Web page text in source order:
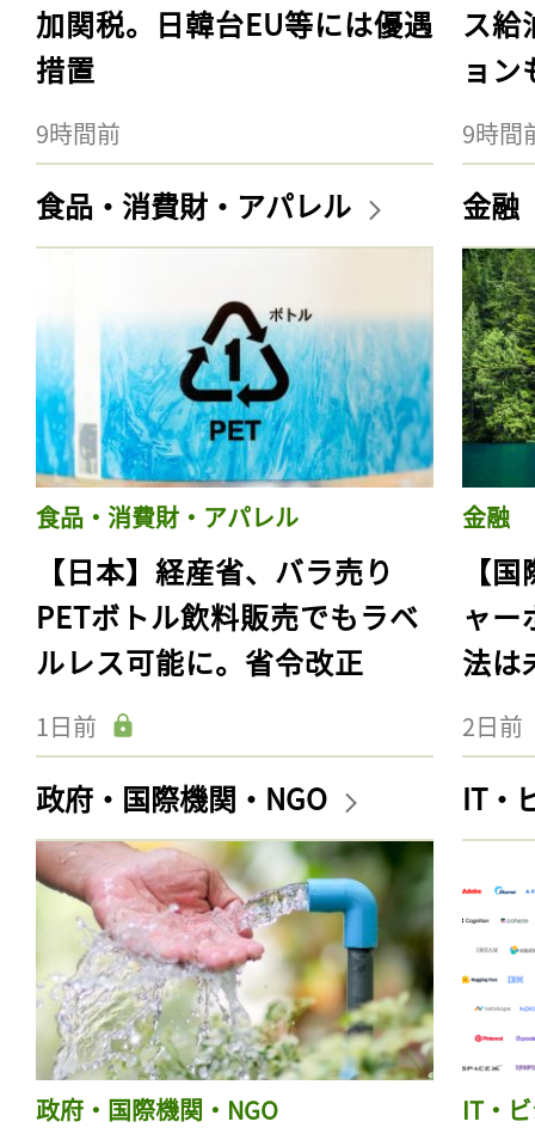
加関税。日韓台EU等には優遇
措置
9時間前
ス給
ョン
9時間
食品・消費財・アパレル
食品・消費財・アパレル
【日本】経産省、バラ売り
PETボトル飲料販売でもラベ
ルレス可能に。省令改正
1日前
金融
金融
【
ャー
法は
2日前
政府・国際機関・NGO
政府・国際機関・NGO
IT・
IT・